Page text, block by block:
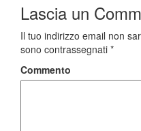
Lascia un
Il tuo indirizzo email non
sono contrassegnati *
Commento